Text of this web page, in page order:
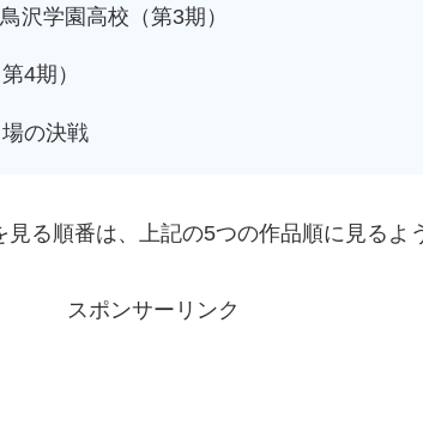
沢学園高校（第3期）
4期）
の決戦
る順番は、上記の5つの作品順に見るよ
スポンサーリンク